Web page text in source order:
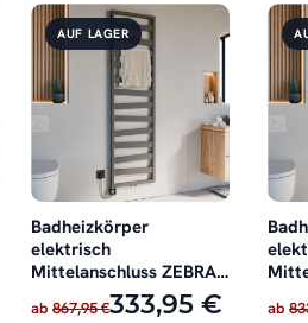
AUF LAGER
Badheizkörper
elektrisch
Mittelanschluss ZEBRA
Anthrazit inkl. Heizstab
ab 867,95 €333,95 € ab